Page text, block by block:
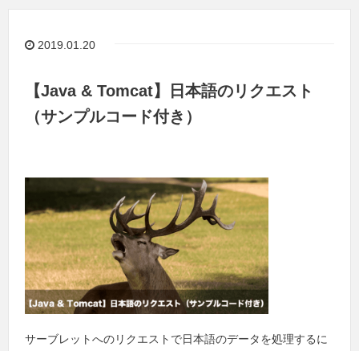
2019.01.20
【Java & Tomcat】日本語のリクエスト
（サンプルコード付き）
サーブレットへのリクエストで日本語のデータを処理するに